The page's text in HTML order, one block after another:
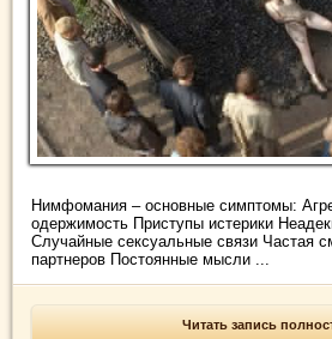
Нимфомания – основные симптомы:
одержимость Приступы истерики
Случайные сексуальные связи Частая
партнеров Постоянные мысли ...
Читать запись